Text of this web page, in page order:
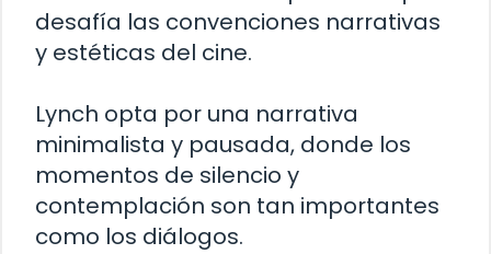
desafía las convenciones narrativas
y estéticas del cine.
Lynch opta por una narrativa
minimalista y pausada, donde los
momentos de silencio y
contemplación son tan importantes
como los diálogos.